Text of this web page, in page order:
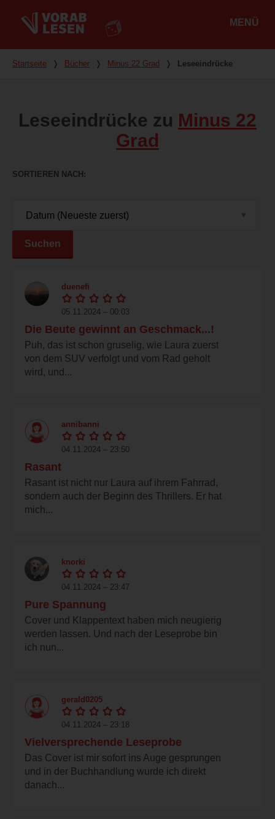
MENÜ
Du bist hier
Startseite ❭ Bücher ❭ Minus 22 Grad ❭ Leseeindrücke
Leseeindrücke zu Minus 22
Grad
SORTIEREN NACH
Suchen
duenefi
05.11.2024 – 00:03
Die Beute gewinnt an Geschmack...!
Puh, das ist schon gruselig, wie Laura zuerst
von dem SUV verfolgt und vom Rad geholt
wird, und...
annibanni
04.11.2024 – 23:50
Rasant
Rasant ist nicht nur Laura auf ihrem Fahrrad,
sondern auch der Beginn des Thrillers. Er hat
mich...
knorki
04.11.2024 – 23:47
Pure Spannung
Cover und Klappentext haben mich neugierig
werden lassen. Und nach der Leseprobe bin
ich nun...
gerald0205
04.11.2024 – 23:18
Vielversprechende Leseprobe
Das Cover ist mir sofort ins Auge gesprungen
und in der Buchhandlung wurde ich direkt
danach...